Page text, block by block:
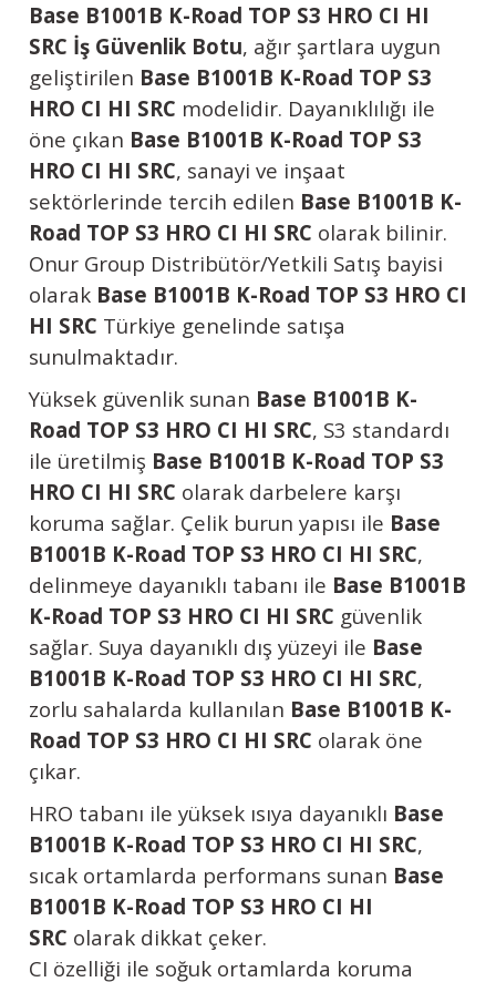
Base B1001B K-Road TOP S3 HRO CI HI
SRC İş Güvenlik Botu, ağır şartlara uygun
geliştirilen Base B1001B K-Road TOP S3
HRO CI HI SRC modelidir. Dayanıklılığı ile
öne çıkan Base B1001B K-Road TOP S3
HRO CI HI SRC, sanayi ve inşaat
sektörlerinde tercih edilen Base B1001B K-
Road TOP S3 HRO CI HI SRC olarak bilinir.
Onur Group Distribütör/Yetkili Satış bayisi
olarak Base B1001B K-Road TOP S3 HRO CI
HI SRC Türkiye genelinde satışa
sunulmaktadır.
Yüksek güvenlik sunan Base B1001B K-
Road TOP S3 HRO CI HI SRC, S3 standardı
ile üretilmiş Base B1001B K-Road TOP S3
HRO CI HI SRC olarak darbelere karşı
koruma sağlar. Çelik burun yapısı ile Base
B1001B K-Road TOP S3 HRO CI HI SRC,
delinmeye dayanıklı tabanı ile Base B1001B
K-Road TOP S3 HRO CI HI SRC güvenlik
sağlar. Suya dayanıklı dış yüzeyi ile Base
B1001B K-Road TOP S3 HRO CI HI SRC,
zorlu sahalarda kullanılan Base B1001B K-
Road TOP S3 HRO CI HI SRC olarak öne
çıkar.
HRO tabanı ile yüksek ısıya dayanıklı Base
B1001B K-Road TOP S3 HRO CI HI SRC,
sıcak ortamlarda performans sunan Base
B1001B K-Road TOP S3 HRO CI HI
SRC olarak dikkat çeker.
CI özelliği ile soğuk ortamlarda koruma